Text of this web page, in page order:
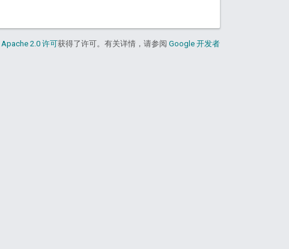
Apache 2.0 许可获得了许可。有关详情，请参阅 Google 开发者